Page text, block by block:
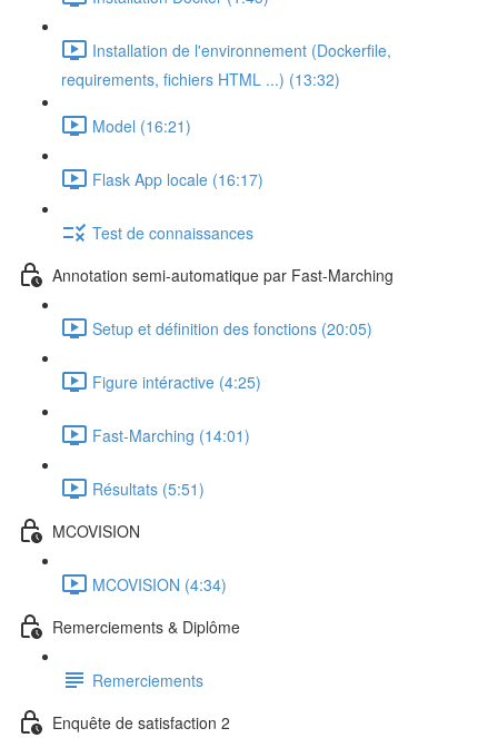
Installation de l'environnement (Dockerfile,
requirements, fichiers HTML ...) (13:32)
Model (16:21)
Flask App locale (16:17)
Test de connaissances
Annotation semi-automatique par Fast-Marching
Setup et définition des fonctions (20:05)
Figure intéractive (4:25)
Fast-Marching (14:01)
Résultats (5:51)
MCOVISION
MCOVISION (4:34)
Remerciements & Diplôme
Remerciements
Enquête de satisfaction 2